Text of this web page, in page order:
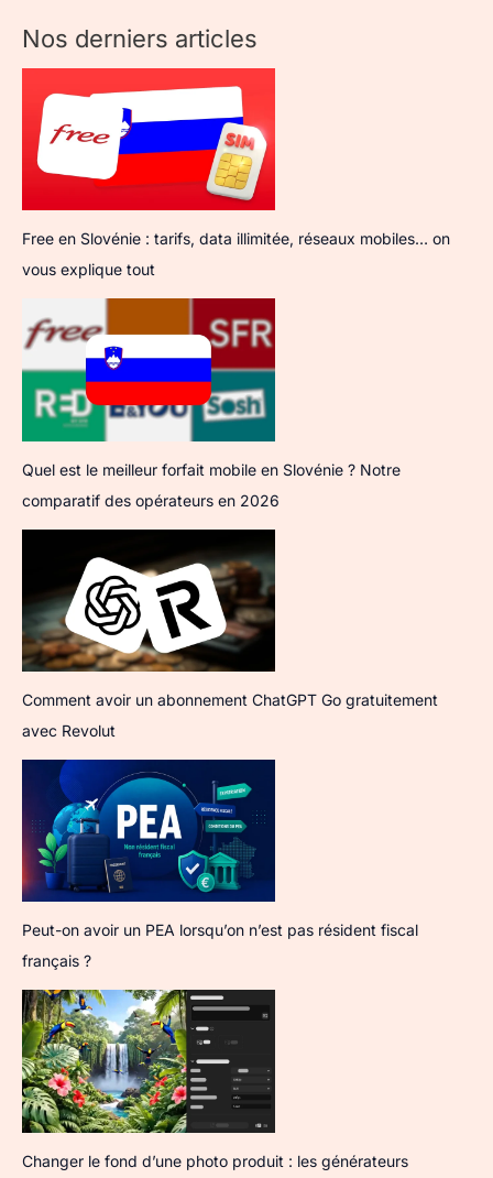
Nos derniers articles
Free en Slovénie : tarifs, data illimitée, réseaux mobiles… on
vous explique tout
Quel est le meilleur forfait mobile en Slovénie ? Notre
comparatif des opérateurs en 2026
Comment avoir un abonnement ChatGPT Go gratuitement
avec Revolut
Peut-on avoir un PEA lorsqu’on n’est pas résident fiscal
français ?
Changer le fond d’une photo produit : les générateurs